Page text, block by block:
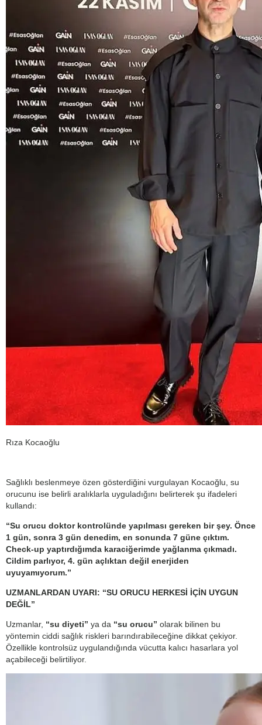
Rıza Kocaoğlu
Sağlıklı beslenmeye özen gösterdiğini vurgulayan Kocaoğlu, su
orucunu ise belirli aralıklarla uyguladığını belirterek şu ifadeleri
kullandı:
“Su orucu doktor kontrolünde yapılması gereken bir şey. Önce
1 gün, sonra 3 gün denedim, en sonunda 7 güne çıktım.
Check-up yaptırdığımda karaciğerimde yağlanma çıkmadı.
Cildim parlıyor, 4. gün açlıktan değil enerjiden
uyuyamıyorum.”
UZMANLARDAN UYARI: “SU ORUCU HERKESİ İÇİN UYGUN
DEĞİL”
Uzmanlar, “su diyeti” ya da “su orucu” olarak bilinen bu
yöntemin ciddi sağlık riskleri barındırabileceğine dikkat çekiyor.
Özellikle kontrolsüz uygulandığında vücutta kalıcı hasarlara yol
açabileceği belirtiliyor.